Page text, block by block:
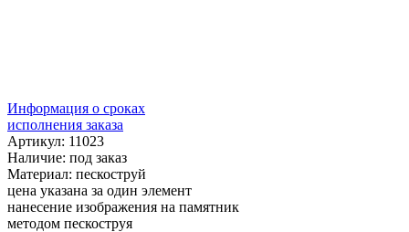
Информация о сроках
исполнения заказа
Артикул: 11023
Наличие: под заказ
Материал: пескоструй
цена указана за один элемент
нанесение изображения на памятник
методом пескоструя